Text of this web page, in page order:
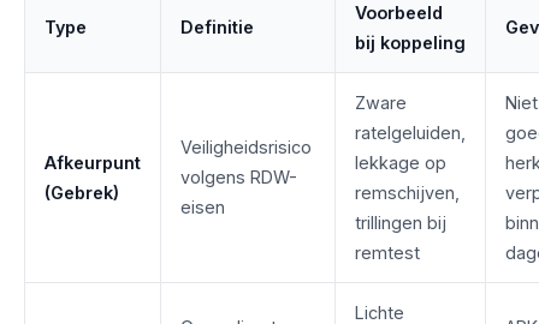
Type Definitie
Voorbeeld
bij koppeling
Afkeurpunt
(Gebrek)
Veiligheidsrisico
volgens RDW-
eisen
Zware
ratelgeluiden,
lekkage op
remschijven,
trillingen bij
remtest
Niet
Lichte